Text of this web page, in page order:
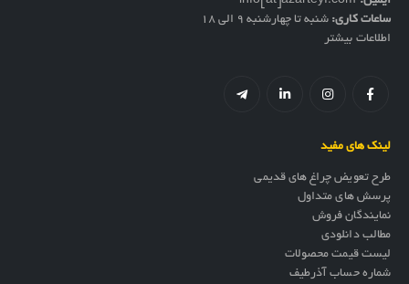
ساعات کاری: شنبه تا چهارشنبه 9 الی 18
اطلاعات بیشتر
لینک های مفید
طرح تعویض چراغ های قدیمی
پرسش های متداول
نمایندگان فروش
مطالب دانلودی
لیست قیمت محصولات
شماره حساب آذرطیف